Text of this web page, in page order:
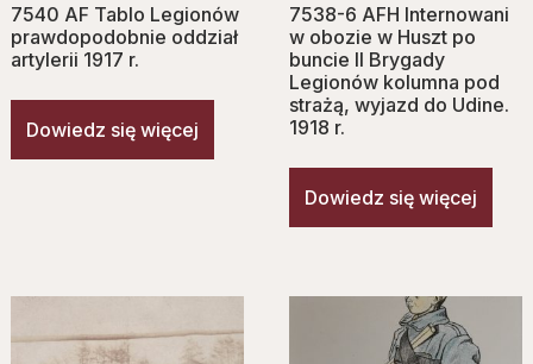
7540 AF Tablo Legionów
prawdopodobnie oddział
artylerii 1917 r.
Dowiedz się więcej
7538-6 AFH Internowani
w obozie w Huszt po
buncie II Brygady
Legionów kolumna pod
strażą, wyjazd do Udine.
1918 r.
Dowiedz się więcej